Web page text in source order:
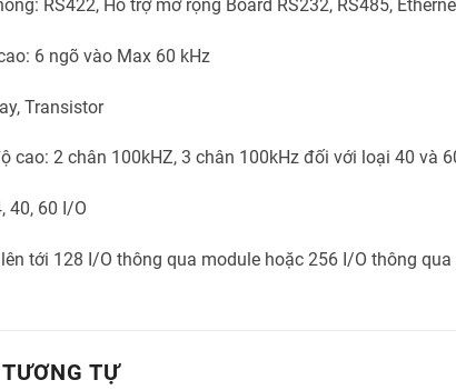
RS422, Hỗ trợ mở rộng Board RS232, RS485,
6 ngõ vào Max 60 kHz
Transistor
cao: 2 chân 100kHZ, 3 chân 100kHz đối với loại 40 và
40, 60 I/O
tới 128 I/O thông qua module hoặc 256 I/O thông qua
TỰ